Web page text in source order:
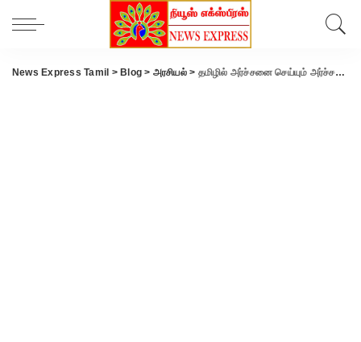
News Express Tamil > Blog > அரசியல்> தமிழில் அர்ச்சனை செய்யும் அர்ச்சகர்களுக்கு 60 % பங்கு தொகை- அமைச்சர் சேகர்பாபு வெளியிட்ட மகிழ்ச்சி செய்தி .!!